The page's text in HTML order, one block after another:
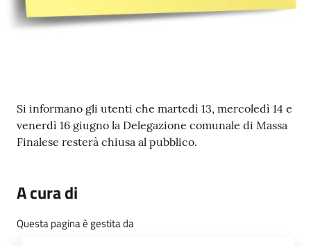
Tutti
Seguici
su
Contenuto
Si informano gli utenti che martedì 13, mercoledì 14 e
venerdì 16 giugno la Delegazione comunale di Massa
Finalese resterà chiusa al pubblico.
A cura di
Questa pagina è gestita da